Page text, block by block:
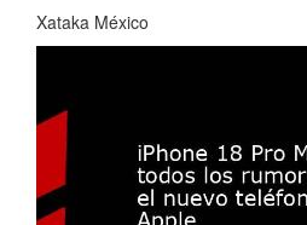
Xataka México